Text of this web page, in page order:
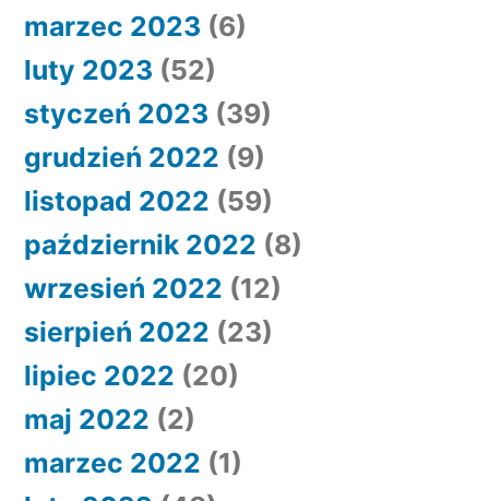
marzec 2023 (6)
luty 2023 (52)
styczeń 2023 (39)
grudzień 2022 (9)
listopad 2022 (59)
październik 2022 (8)
wrzesień 2022 (12)
sierpień 2022 (23)
lipiec 2022 (20)
maj 2022 (2)
marzec 2022 (1)